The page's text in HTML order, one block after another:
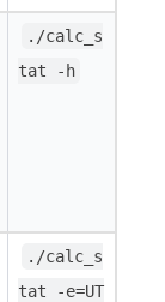
./calc_s
tat -h
./calc_s
tat -e=UT